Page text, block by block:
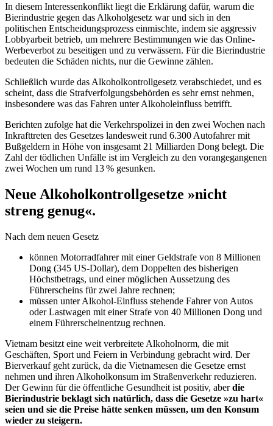
In diesem Interessenkonflikt liegt die Erklärung dafür, warum die
Bierindustrie gegen das Alkoholgesetz war und sich in den
politischen Entscheidungsprozess einmischte, indem sie aggressiv
Lobbyarbeit betrieb, um mehrere Bestimmungen wie das Online-
Werbeverbot zu beseitigen und zu verwässern. Für die Bierindustrie
bedeuten die Schäden nichts, nur die Gewinne zählen.
Schließlich wurde das Alkoholkontrollgesetz verabschiedet, und es
scheint, dass die Strafverfolgungsbehörden es sehr ernst nehmen,
insbesondere was das Fahren unter Alkoholeinfluss betrifft.
Berichten zufolge hat die Verkehrspolizei in den zwei Wochen nach
Inkrafttreten des Gesetzes landesweit rund 6.300 Autofahrer mit
Bußgeldern in Höhe von insgesamt 21 Milliarden Dong belegt. Die
Zahl der tödlichen Unfälle ist im Vergleich zu den vorangegangenen
zwei Wochen um rund 13 % gesunken.
Neue Alkoholkontrollgesetze »nicht
streng genug«.
Nach dem neuen Gesetz
können Motorradfahrer mit einer Geldstrafe von 8 Millionen
Dong (345 US-Dollar), dem Doppelten des bisherigen
Höchstbetrags, und einer möglichen Aussetzung des
Führerscheins für zwei Jahre rechnen;
müssen unter Alkohol-Einfluss stehende Fahrer von Autos
oder Lastwagen mit einer Strafe von 40 Millionen Dong und
einem Führerscheinentzug rechnen.
Vietnam besitzt eine weit verbreitete Alkoholnorm, die mit
Geschäften, Sport und Feiern in Verbindung gebracht wird. Der
Bierverkauf geht zurück, da die Vietnamesen die Gesetze ernst
nehmen und ihren Alkoholkonsum im Straßenverkehr reduzieren.
Der Gewinn für die öffentliche Gesundheit ist positiv, aberdie
Bierindustrie beklagt sich natürlich, dass die Gesetze »zu hart«
seien und sie die Preise hätte senken müssen, um den Konsum
wieder zu steigern.